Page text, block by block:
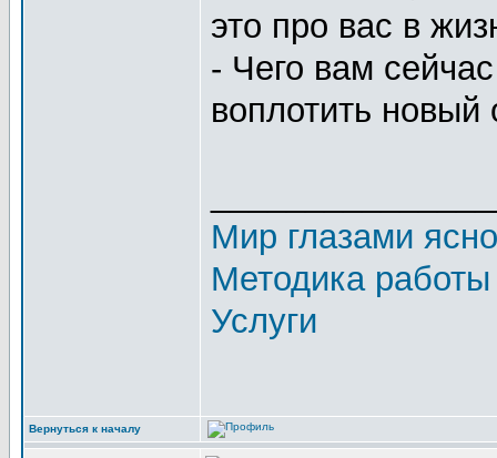
это про вас в
- Чего вам
воплотить новый
Мир глазами
Методика
Услуги
Вернуться к началу